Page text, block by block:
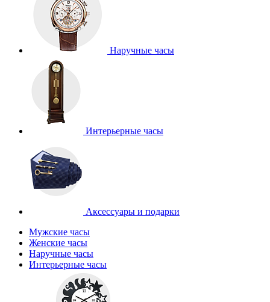
Наручные часы
Интерьерные часы
Аксессуары и подарки
Мужские часы
Женские часы
Наручные часы
Интерьерные часы